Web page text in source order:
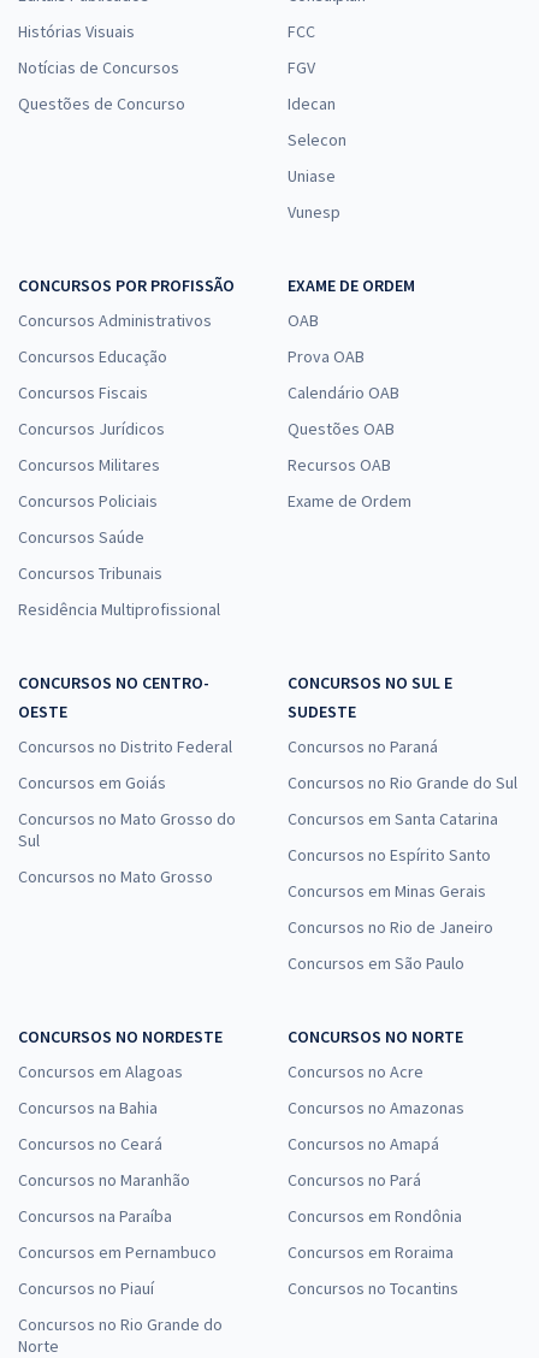
Histórias Visuais
Notícias de Concursos
Questões de Concurso
FCC
FGV
Idecan
Selecon
Uniase
Vunesp
CONCURSOS POR PROFISSÃO
Concursos Administrativos
Concursos Educação
Concursos Fiscais
Concursos Jurídicos
Concursos Militares
Concursos Policiais
Concursos Saúde
Concursos Tribunais
Residência Multiprofissional
EXAME DE ORDEM
OAB
Prova OAB
Calendário OAB
Questões OAB
Recursos OAB
Exame de Ordem
CONCURSOS NO CENTRO-
OESTE
Concursos no Distrito Federal
Concursos em Goiás
Concursos no Mato Grosso do
Sul
Concursos no Mato Grosso
CONCURSOS NO SUL E
SUDESTE
Concursos no Paraná
Concursos no Rio Grande do Sul
Concursos em Santa Catarina
Concursos no Espírito Santo
Concursos em Minas Gerais
Concursos no Rio de Janeiro
Concursos em São Paulo
CONCURSOS NO NORDESTE
Concursos em Alagoas
Concursos na Bahia
Concursos no Ceará
Concursos no Maranhão
Concursos na Paraíba
Concursos em Pernambuco
Concursos no Piauí
Concursos no Rio Grande do
Norte
CONCURSOS NO NORTE
Concursos no Acre
Concursos no Amazonas
Concursos no Amapá
Concursos no Pará
Concursos em Rondônia
Concursos em Roraima
Concursos no Tocantins